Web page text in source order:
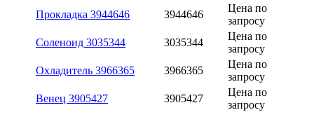
Прокладка 3944646
3944646
Цена по
запросу
Соленоид 3035344
3035344
Цена по
запросу
Охладитель 3966365
3966365
Цена по
запросу
Венец 3905427
3905427
Цена по
запросу